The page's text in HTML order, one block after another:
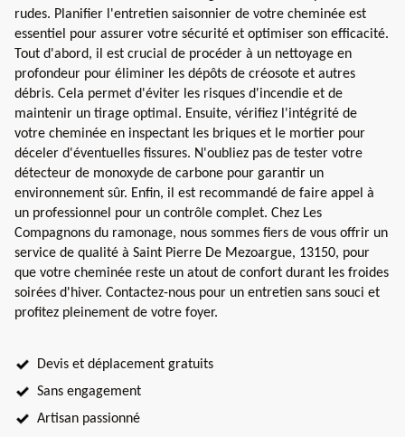
rudes. Planifier l'entretien saisonnier de votre cheminée est
essentiel pour assurer votre sécurité et optimiser son efficacité.
Tout d'abord, il est crucial de procéder à un nettoyage en
profondeur pour éliminer les dépôts de créosote et autres
débris. Cela permet d'éviter les risques d'incendie et de
maintenir un tirage optimal. Ensuite, vérifiez l'intégrité de
votre cheminée en inspectant les briques et le mortier pour
déceler d'éventuelles fissures. N'oubliez pas de tester votre
détecteur de monoxyde de carbone pour garantir un
environnement sûr. Enfin, il est recommandé de faire appel à
un professionnel pour un contrôle complet. Chez Les
Compagnons du ramonage, nous sommes fiers de vous offrir un
service de qualité à Saint Pierre De Mezoargue, 13150, pour
que votre cheminée reste un atout de confort durant les froides
soirées d'hiver. Contactez-nous pour un entretien sans souci et
profitez pleinement de votre foyer.
Devis et déplacement gratuits
Sans engagement
Artisan passionné